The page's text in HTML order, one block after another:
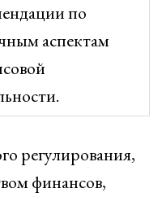
по
аспектам
регулирования,
финансов,